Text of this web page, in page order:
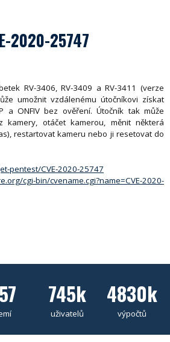
2020-25747
RV-3406, RV-3409 a RV-3411 (verze
umožnit vzdálenému útočníkovi získat
a ONFIV bez ověření. Útočník tak může
kamery, otáčet kamerou, měnit některá
restartovat kameru nebo ji resetovat do
pentest/CVE-2020-25747
cgi-bin/cvename.cgi?name=CVE-2020-
745k
uživatelů
4830k
výpočtů